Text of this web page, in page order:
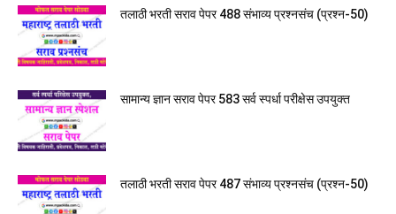
तलाठी भरती सराव पेपर 488 संभाव्य प्रश्नसंच (प्रश्न-50)
सामान्य ज्ञान सराव पेपर 583 सर्व स्पर्धा परीक्षेस उपयुक्त
तलाठी भरती सराव पेपर 487 संभाव्य प्रश्नसंच (प्रश्न-50)